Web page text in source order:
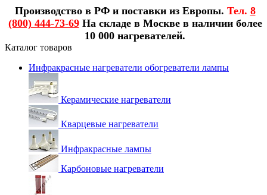
Производство в РФ и поставки из Европы. Тел. 8
(800) 444-73-69На складе в Москве в наличии более
10 000 нагревателей.
Каталог товаров
Инфракрасные нагреватели обогреватели лампы
Керамические нагреватели
Кварцевые нагреватели
Инфракрасные лампы
Карбоновые нагреватели